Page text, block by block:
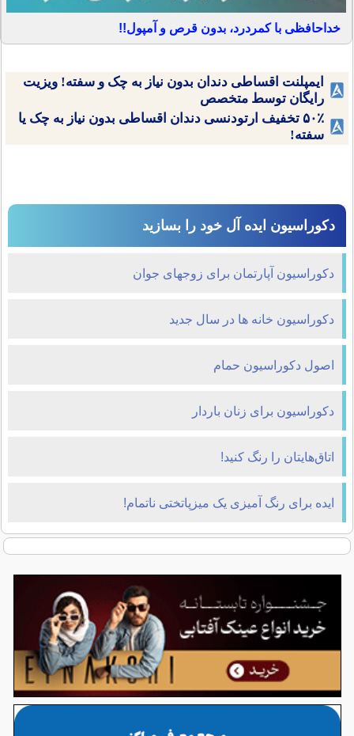
خداحافظی با کمردرد، بدون قرص و آمپول!!
ایمپلنت اقساطی دندان بدون نیاز به چک و سفته! ویزیت
رایگان توسط متخصص
۵۰٪ تخفیف ارتودنسی دندان اقساطی بدون نیاز به چک یا
سفته!
دکوراسیون ایده آل خود را بسازید
دکوراسیون آپارتمان برای زوجهای جوان
دکوراسیون خانه ها در سال جدید
اصول دکوراسیون حمام
دکوراسیون برای زنان باردار
اتاق‌هایتان را رنگ کنید!
ایده برای رنگ آمیزی یک میزپاتختی ناتمام!